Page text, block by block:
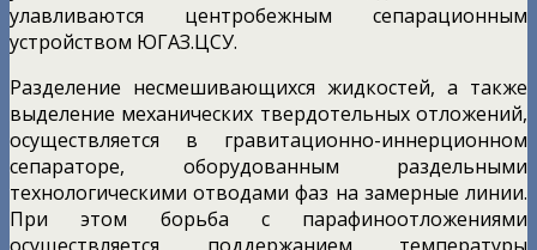
улавливаются центробежным сепарационным
устройством ЮГАЗ.ЦСУ.
Разделение несмешивающихся жидкостей, а также
выделение механических твердотельных отложений,
осуществляется в гравитационно-иннерционном
сепараторе, оборудованным раздельными
технологическими отводами фаз на замерные линии.
При этом борьба с парафиноотложениями
осуществляется поддержанием температуры